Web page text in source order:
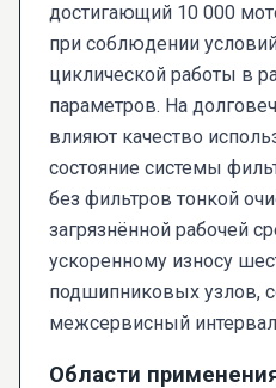
достигающий 10 000
при соблюдении
циклической работы в
параметров. На
влияют качество
состояние системы
без фильтров тонкой
загрязнённой рабочей
ускоренному износу
подшипниковых узлов,
межсервисный
Области